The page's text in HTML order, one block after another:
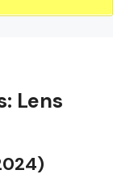
Lens